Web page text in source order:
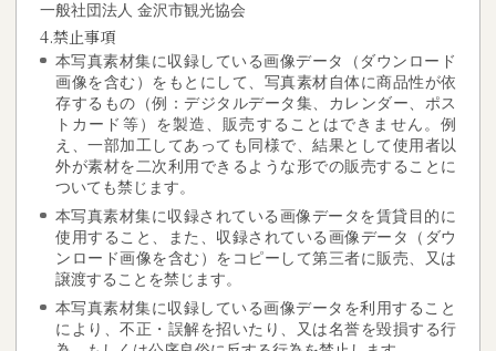
一般社団法人 金沢市観光協会
4.禁止事項
本写真素材集に収録している画像データ（ダウンロード
画像を含む）をもとにして、写真素材自体に商品性が依
存するもの（例：デジタルデータ集、カレンダー、ポス
トカード等）を製造、販売することはできません。例
え、一部加工してあっても同様で、結果として使用者以
外が素材を二次利用できるような形での販売することに
ついても禁じます。
本写真素材集に収録されている画像データを賃貸目的に
使用すること、また、収録されている画像データ（ダウ
ンロード画像を含む）をコピーして第三者に販売、又は
譲渡することを禁じます。
本写真素材集に収録している画像データを利用すること
により、不正・誤解を招いたり、又は名誉を毀損する行